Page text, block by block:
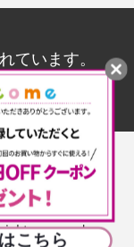
ています。
しません。
reserved.